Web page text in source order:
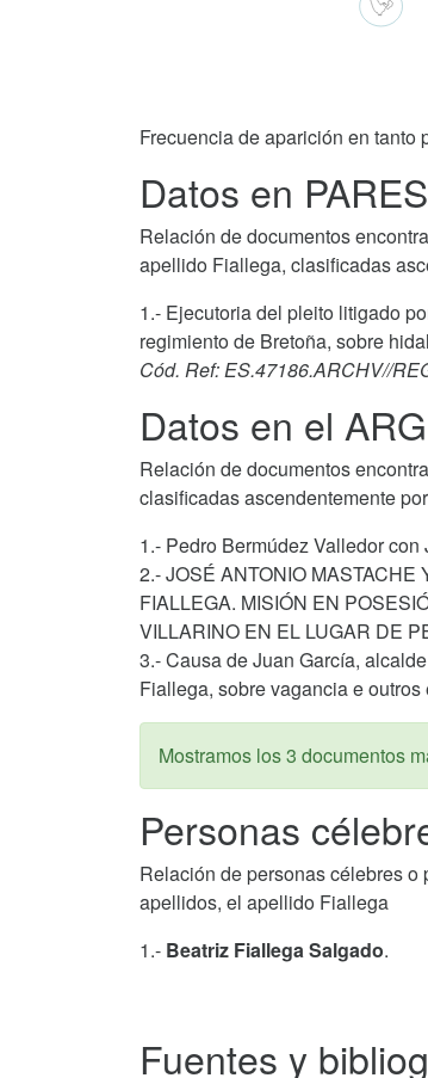
Frecuencia de aparición en
Datos en
Relación de documentos
apellido Fiallega, clasificadas
1.- Ejecutoria del pleito litigado
regimiento de Bretoña, sobre
Cód. Ref: ES.47186.ARCHV//
Datos en el
Relación de documentos
clasificadas ascendentemente
1.- Pedro Bermúdez Valledor
2.- JOSÉ ANTONIO
FIALLEGA. MISIÓN EN
VILLARINO EN EL LUGAR DE
3.- Causa de Juan García,
Fiallega, sobre vagancia e outros
Mostramos los 3 documentos
Personas
Relación de personas célebres
apellidos, el apellido Fiallega
1.- Beatriz Fiallega Salgado.
Fuentes y